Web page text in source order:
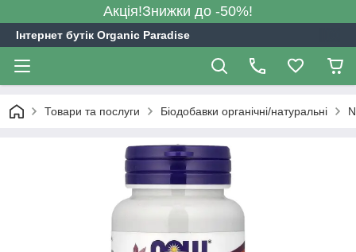
Акція!Знижки до -50%!
Інтернет бутік Organic Paradise
Товари та послуги Біодобавки органічні/натуральні